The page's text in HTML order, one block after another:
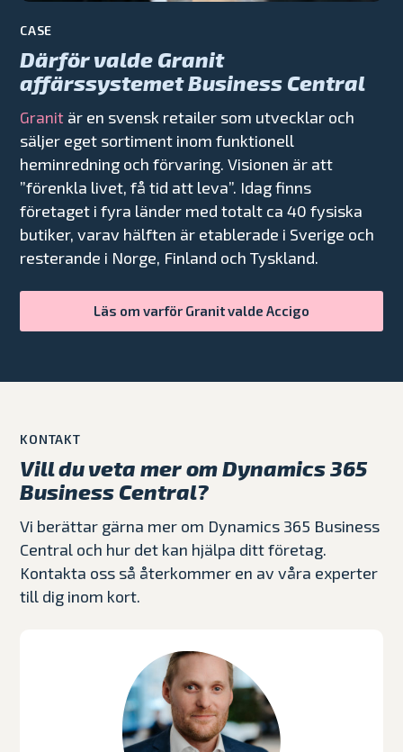
CASE
Därför valde Granit
affärssystemet Business Central
Granit är en svensk retailer som utvecklar och
säljer eget sortiment inom funktionell
heminredning och förvaring. Visionen är att
”förenkla livet, få tid att leva”. Idag finns
företaget i fyra länder med totalt ca 40 fysiska
butiker, varav hälften är etablerade i Sverige och
resterande i Norge, Finland och Tyskland.
Läs om varför Granit valde Accigo
KONTAKT
Vill du veta mer om Dynamics 365
Business Central?
Vi berättar gärna mer om Dynamics 365 Business
Central och hur det kan hjälpa ditt företag.
Kontakta oss så återkommer en av våra experter
till dig inom kort.